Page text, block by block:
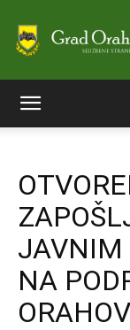
JAVNIM
NA